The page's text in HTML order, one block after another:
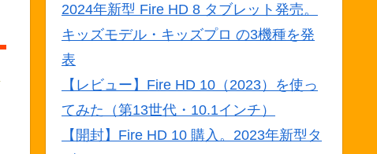
2024年新型 Fire HD 8 タブレット発売。
キッズモデル・キッズプロ の3機種を発
表
【レビュー】Fire HD 10（2023）を使っ
てみた（第13世代・10.1インチ）
【開封】Fire HD 10 購入。2023年新型タ